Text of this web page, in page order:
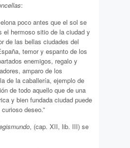
:
poco antes que el sol se
el hermoso sitio de la ciudad y
de las bellas ciudades del
temor y espanto de los
enemigos, regalo y
amparo de los
de la caballería, ejemplo de
de todo aquello que de una
y bien fundada ciudad puede
deseo.”
, (cap. XII, lib. III) se